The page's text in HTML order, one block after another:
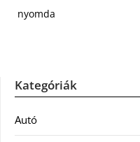
nyomda
Kategóriák
Autó